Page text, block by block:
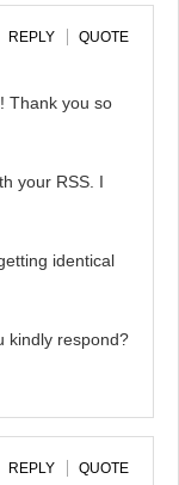
REPLY QUOTE
Thank you so
your RSS. I
identical
kindly respond?
REPLY QUOTE